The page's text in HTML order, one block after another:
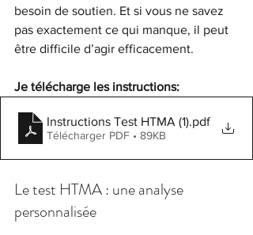
besoin de soutien. Et si vous ne savez
pas exactement ce qui manque, il peut
être difficile d’agir efficacement.
Je télécharge les instructions:
Instructions Test HTMA (1).pdf
Télécharger PDF • 89KB
Le test HTMA : une analyse
personnalisée